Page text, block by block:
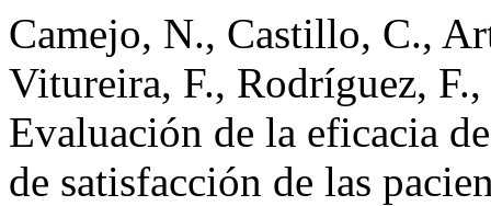
Camejo, N., Castillo, C.,
Vitureira, F., Rodríguez,
Evaluación de la eficacia
de satisfacción de las